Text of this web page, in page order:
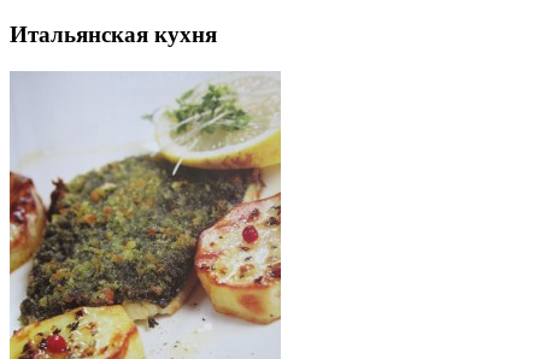
Итальянская кухня